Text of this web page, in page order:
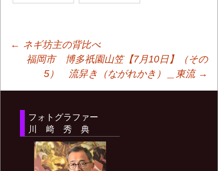
投
ナ
ビ
← ネギ坊主の背比べ
福岡市 博多祇園山笠【7月10日】（その
5） 流舁き（ながれかき）＿東流 →
フォトグラファー
川 﨑 秀 典